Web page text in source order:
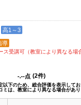
高1～3
導
受講可（教室により異なる場
-.--点 (2件)
以下のため、総合評価を表示して
は、教室により異なる場合があり